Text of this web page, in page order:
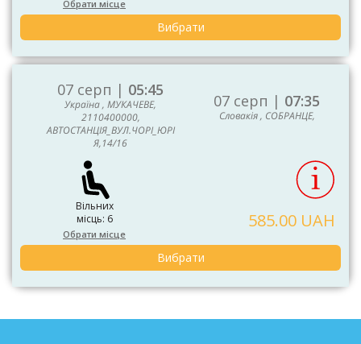
Обрати місце
Вибрати
07 серп | 05:45
Україна , МУКАЧЕВЕ,
2110400000,
АВТОСТАНЦІЯ_ВУЛ.ЧОРІ_ЮРІ
Я,14/16
07 серп | 07:35
Словакія , СОБРАНЦЕ,
Вільних
місць: 6
Обрати місце
585.00 UAH
Вибрати